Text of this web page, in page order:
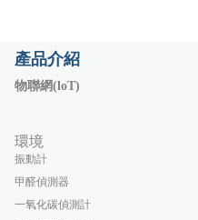
產品介紹
物聯網(loT)
環境
振動計
甲醛偵測器
一氧化碳偵測計